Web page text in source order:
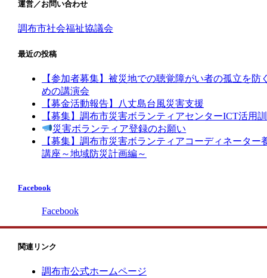
運営／お問い合わせ
調布市社会福祉協議会
最近の投稿
【参加者募集】被災地での聴覚障がい者の孤立を防
めの講演会
【募金活動報告】八丈島台風災害支援
【募集】調布市災害ボランティアセンターICT活用
災害ボランティア登録のお願い
【募集】調布市災害ボランティアコーディネーター
講座～地域防災計画編～
Facebook
Facebook
関連リンク
調布市公式ホームページ